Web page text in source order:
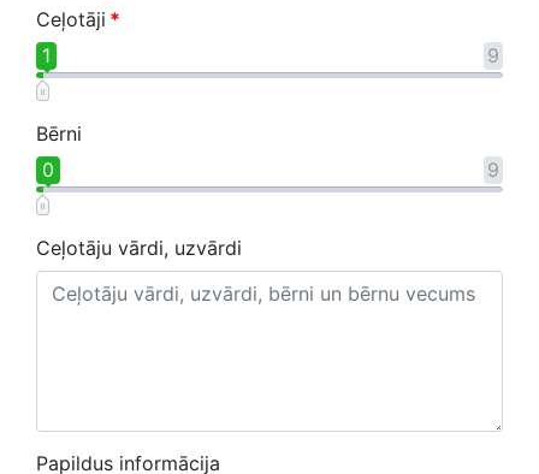
Ceļotāji *
9
1
Bērni
9
0
Ceļotāju vārdi, uzvārdi
Papildus informācija